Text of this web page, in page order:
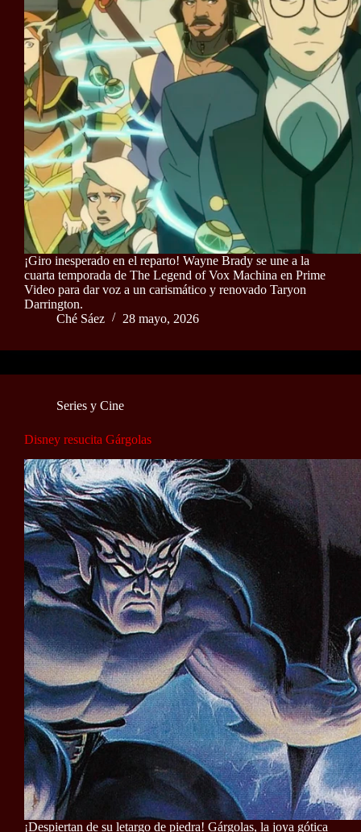
¡Giro inesperado en el reparto! Wayne Brady se une a la
cuarta temporada de The Legend of Vox Machina en Prime
Video para dar voz a un carismático y renovado Taryon
Darrington.
Ché Sáez
28 mayo, 2026
Series y Cine
Disney resucita Gárgolas
¡Despiertan de su letargo de piedra! Gárgolas, la joya gótica